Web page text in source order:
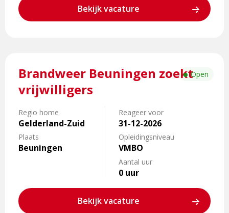
Bekijk vacature
Brandweer Beuningen zoekt
vrijwilligers
Regio home
Gelderland-Zuid
Plaats
Beuningen
Reageer voor
31-12-2026
Opleidingsniveau
VMBO
Aantal uur
0 uur
Bekijk vacature
Open
meer
Brandweer
Beuningen
zoekt
vrijwilligers